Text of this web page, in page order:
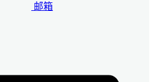
邮箱